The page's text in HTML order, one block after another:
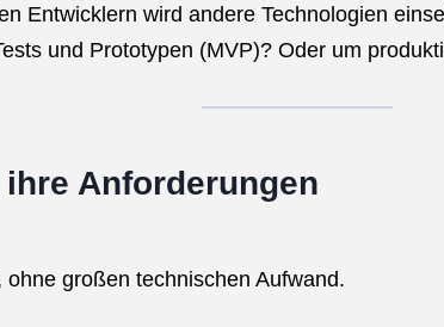
Entwicklern wird andere Technologien
und Prototypen (MVP)? Oder um
Anforderungen
großen technischen Aufwand.